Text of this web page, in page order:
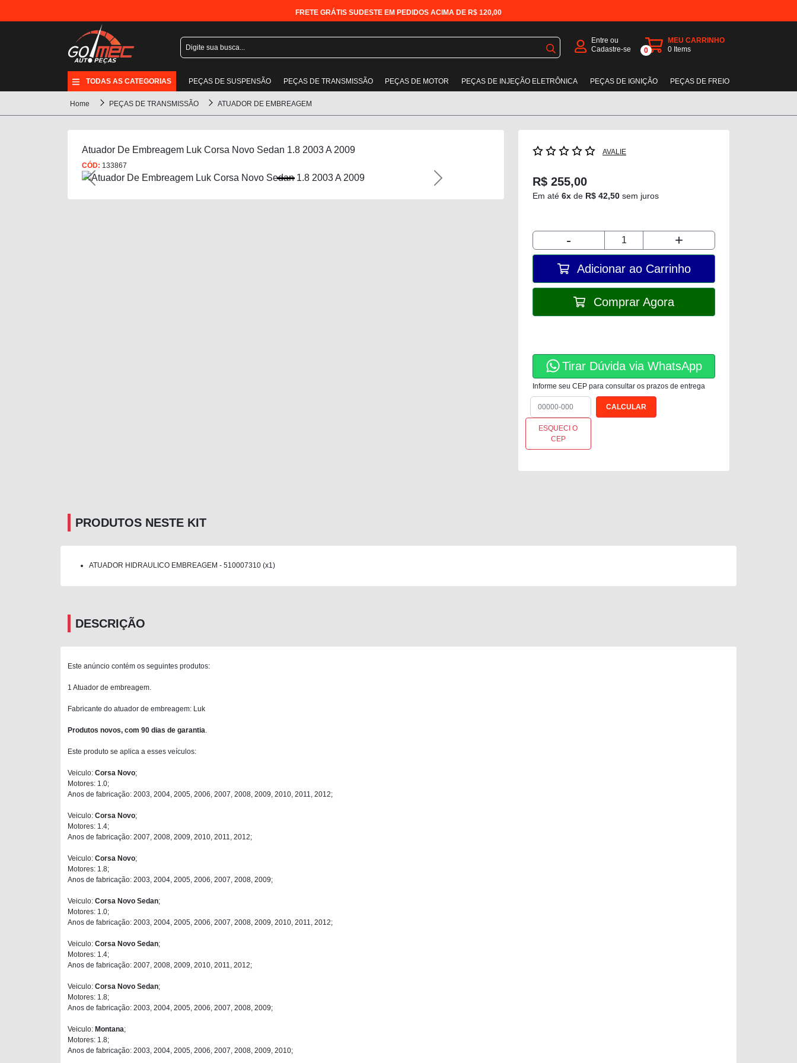
FRETE GRÁTIS SUDESTE EM PEDIDOS ACIMA DE R$ 120,00
Entre ou
Cadastre-se
0
MEU CARRINHO
0 Items
TODAS AS CATEGORIAS PEÇAS DE SUSPENSÃO PEÇAS DE TRANSMISSÃO PEÇAS DE MOTOR PEÇAS DE INJEÇÃO ELETRÔNICA PEÇAS DE IGNIÇÃO PEÇAS DE FREIO
Home PEÇAS DE TRANSMISSÃO ATUADOR DE EMBREAGEM
Atuador De Embreagem Luk Corsa Novo Sedan 1.8 2003 A 2009
CÓD: 133867
Previous Next
AVALIE
R$ 255,00
Em até 6x de R$ 42,50 sem juros
- +
Adicionar ao Carrinho
Comprar Agora
Tirar Dúvida via WhatsApp
Informe seu CEP para consultar os prazos de entrega
ESQUECI O
CEP
PRODUTOS NESTE KIT
ATUADOR HIDRAULICO EMBREAGEM - 510007310 (x1)
DESCRIÇÃO
Este anúncio contém os seguintes produtos:
1 Atuador de embreagem.
Fabricante do atuador de embreagem: Luk
Produtos novos, com 90 dias de garantia
Este produto se aplica a esses veículos:
Veiculo: Corsa Novo;
Motores: 1.0;
Anos de fabricação: 2003, 2004, 2005, 2006, 2007, 2008, 2009, 2010, 2011, 2012;
Veiculo: Corsa Novo;
Motores: 1.4;
Anos de fabricação: 2007, 2008, 2009, 2010, 2011, 2012;
Veiculo: Corsa Novo;
Motores: 1.8;
Anos de fabricação: 2003, 2004, 2005, 2006, 2007, 2008, 2009;
Veiculo: Corsa Novo Sedan;
Motores: 1.0;
Anos de fabricação: 2003, 2004, 2005, 2006, 2007, 2008, 2009, 2010, 2011, 2012;
Veiculo: Corsa Novo Sedan;
Motores: 1.4;
Anos de fabricação: 2007, 2008, 2009, 2010, 2011, 2012;
Veiculo: Corsa Novo Sedan;
Motores: 1.8;
Anos de fabricação: 2003, 2004, 2005, 2006, 2007, 2008, 2009;
Veiculo: Montana;
Motores: 1.8;
Anos de fabricação: 2003, 2004, 2005, 2006, 2007, 2008, 2009, 2010;